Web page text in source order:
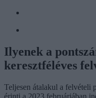
Ilyenek a
keresztféléves
Teljesen átalakul a felvételi
érinti a 2023 februárjában